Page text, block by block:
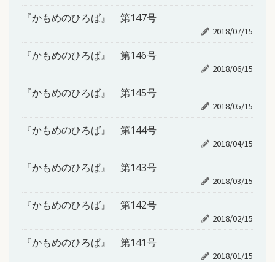
『かもめのひろば』 第147号
2018/07/15
『かもめのひろば』 第146号
2018/06/15
『かもめのひろば』 第145号
2018/05/15
『かもめのひろば』 第144号
2018/04/15
『かもめのひろば』 第143号
2018/03/15
『かもめのひろば』 第142号
2018/02/15
『かもめのひろば』 第141号
2018/01/15